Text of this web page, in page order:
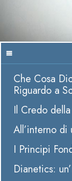
Che Cosa
Riguardo a
Il Credo
All’interno di
I Principi
Dianetics: